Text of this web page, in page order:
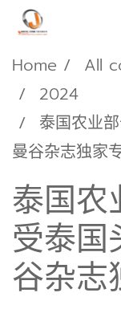
Home All
2024
泰国农业
曼谷杂志独家
泰国农
受泰国
谷杂志